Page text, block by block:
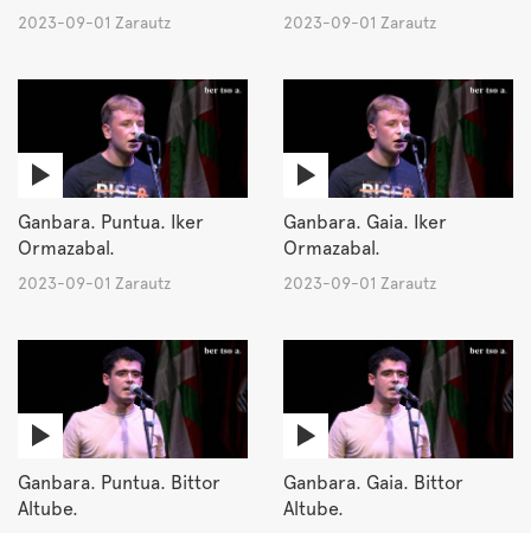
2023-09-01 Zarautz 2023-09-01 Zarautz
Ganbara. Puntua. Iker
Ormazabal.
2023-09-01 Zarautz
Ganbara. Gaia. Iker
Ormazabal.
2023-09-01 Zarautz
Ganbara. Puntua. Bittor
Altube.
Ganbara. Gaia. Bittor
Altube.